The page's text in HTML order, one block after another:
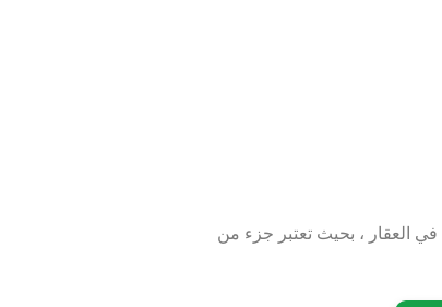
، وتفرض بنسبة 2.5% من قيمة التصرف في العقار ، بحيث تعتبر جزء من